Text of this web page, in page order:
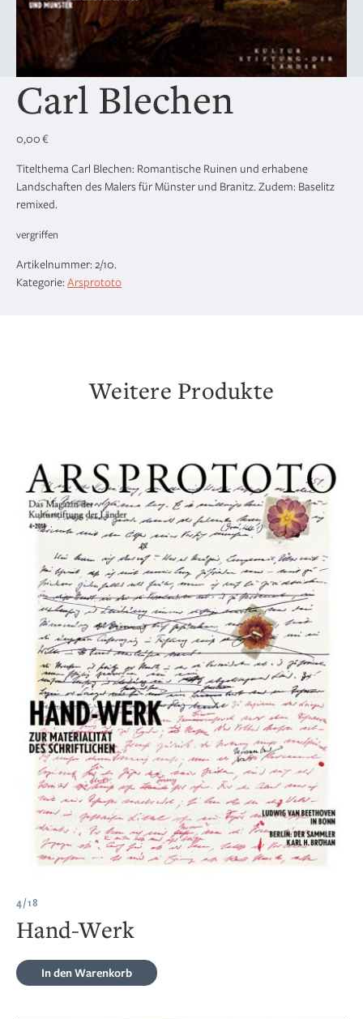
Carl Blechen
0,00€
Titelthema Carl Blechen: Romantische Ruinen und erhabene
Landschaften des Malers für Münster und Branitz. Zudem: Baselitz
remixed.
vergriffen
Artikelnummer: 2/10.
Kategorie: Arsprototo
Weitere Produkte
4/18
Hand-Werk
In den Warenkorb